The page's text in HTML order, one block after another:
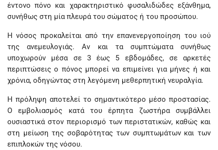
έντονο πόνο και χαρακτηριστικό φυσαλιδώδες εξάνθημα,
συνήθως στη μία πλευρά του σώματος ή του προσώπου.
Η νόσος προκαλείται από την επανενεργοποίηση του ιού
της ανεμευλογιάς. Αν και τα συμπτώματα συνήθως
υποχωρούν μέσα σε 3 έως 5 εβδομάδες, σε αρκετές
περιπτώσεις ο πόνος μπορεί να επιμείνει για μήνες ή και
χρόνια, οδηγώντας στη λεγόμενη μεθερπητική νευραλγία.
Η πρόληψη αποτελεί το σημαντικότερο μέσο προστασίας.
Ο εμβολιασμός κατά του έρπητα ζωστήρα συμβάλλει
ουσιαστικά στον περιορισμό των περιστατικών, καθώς και
στη μείωση της σοβαρότητας των συμπτωμάτων και των
επιπλοκών της νόσου.